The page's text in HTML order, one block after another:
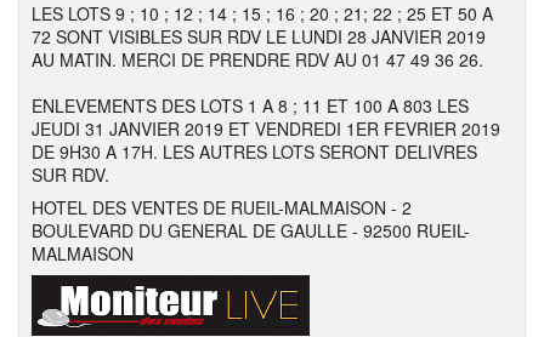
LES LOTS 9 ; 10 ; 12 ; 14 ; 15 ; 16 ; 20 ; 21; 22 ; 25 ET 50 A
72 SONT VISIBLES SUR RDV LE LUNDI 28 JANVIER 2019
AU MATIN. MERCI DE PRENDRE RDV AU 01 47 49 36 26.
ENLEVEMENTS DES LOTS 1 A 8 ; 11 ET 100 A 803 LES
JEUDI 31 JANVIER 2019 ET VENDREDI 1ER FEVRIER 2019
DE 9H30 A 17H. LES AUTRES LOTS SERONT DELIVRES
SUR RDV.
HOTEL DES VENTES DE RUEIL-MALMAISON - 2
BOULEVARD DU GENERAL DE GAULLE - 92500 RUEIL-
MALMAISON